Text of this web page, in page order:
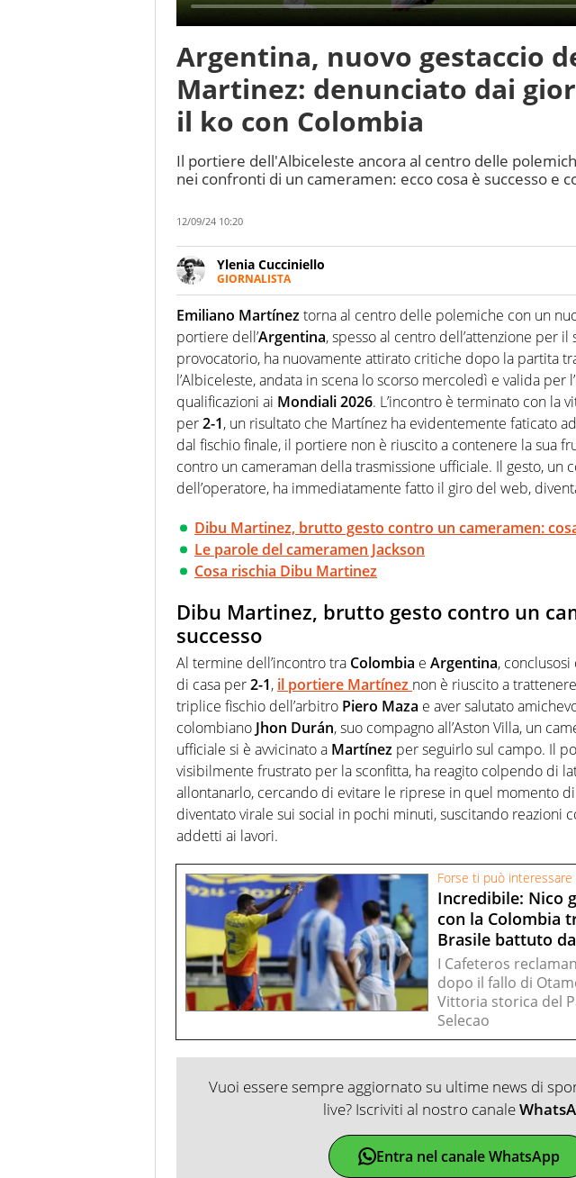
Argentina, nuovo gestaccio
Martinez: denunciato dai
il ko con Colombia
Il portiere dell'Albiceleste ancora al centro delle
nei confronti di un cameramen: ecco cosa è successo e
12/09/24 10:20
Ylenia Cucciniello
GIORNALISTA
Appassionatissima di tutto lo sport: scrive di calcio
sguardo sull'extra campo, dove spesso si trovano risposte
riesce a restituire
Emiliano Martíneztorna al centro delle polemiche con un
portiere dell’Argentina, spesso al centro dell’attenzione per
provocatorio, ha nuovamente attirato critiche dopo la partita
l’Albiceleste, andata in scena lo scorso mercoledì e valida per
qualificazioni ai Mondiali 2026. L’incontro è terminato con la
per2-1, un risultato che Martínez ha evidentemente faticato
dal fischio finale, il portiere non è riuscito a contenere la sua
contro un cameraman della trasmissione ufficiale. Il gesto, un
dell’operatore, ha immediatamente fatto il giro del web,
Dibu Martinez, brutto gesto contro un cameramen:
Le parole del cameramen Jackson
Cosa rischia Dibu Martinez
Dibu Martinez, brutto gesto contro un
successo
Al termine dell’incontro tra Colombia e Argentina,
di casa per2-1, il portiere Martínez non è riuscito a
triplice fischio dell’arbitro Piero Maza e aver salutato
colombiano Jhon Durán, suo compagno all’Aston Villa, un
ufficiale si è avvicinato a Martínez per seguirlo sul campo. Il
visibilmente frustrato per la sconfitta, ha reagito colpendo di
allontanarlo, cercando di evitare le riprese in quel momento di
diventato virale sui social in pochi minuti, suscitando reazioni
addetti ai lavori.
Forse ti può interessare
Incredibile: Nico
con la Colombia
Brasile battuto
I Cafeteros
dopo il fallo di
Vittoria storica del
Selecao
Vuoi essere sempre aggiornato su ultime news di
live? Iscriviti al nostro canale
Entra nel canale WhatsApp